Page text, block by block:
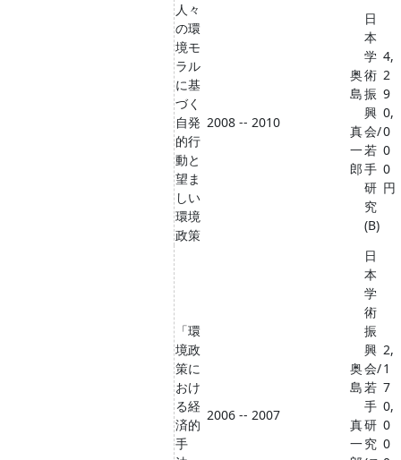
人々
の環
境モ
ラル
に基
づく
自発
的行
動と
望ま
しい
環境
政策
2008 -- 2010
奥
島
真
一
郎
日
本
学
術
振
興
会/
若
手
研
究
(B)
4,
2
9
0,
0
0
0
円
「環
境政
策に
おけ
る経
済的
手
2006 -- 2007
奥
島
真
一
日
本
学
術
振
興
会/
若
手
研
究
2,
1
7
0,
0
0